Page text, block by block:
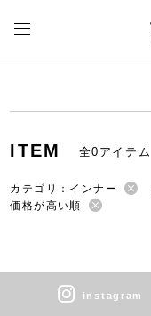
ITEM 全0アイテム
カテゴリ：インナー
価格が高い順
instagram